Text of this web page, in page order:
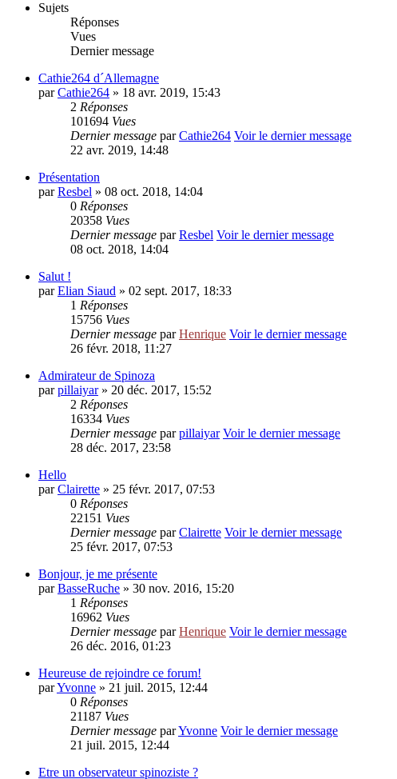
Sujets
Réponses
Vues
Dernier message
Cathie264 d´Allemagne
parCathie264 » 18 avr. 2019, 15:43
2 Réponses
101694 Vues
Dernier message parCathie264 Voir le dernier message
22 avr. 2019, 14:48
Présentation
parResbel » 08 oct. 2018, 14:04
0 Réponses
20358 Vues
Dernier message parResbel Voir le dernier message
08 oct. 2018, 14:04
Salut !
parElian Siaud » 02 sept. 2017, 18:33
1 Réponses
15756 Vues
Dernier message parHenrique Voir le dernier message
26 févr. 2018, 11:27
Admirateur de Spinoza
parpillaiyar» 20 déc. 2017, 15:52
2 Réponses
16334 Vues
Dernier message parpillaiyar Voir le dernier message
28 déc. 2017, 23:58
Hello
parClairette » 25 févr. 2017, 07:53
0 Réponses
22151 Vues
Dernier message parClairette Voir le dernier message
25 févr. 2017, 07:53
Bonjour, je me présente
parBasseRuche » 30 nov. 2016, 15:20
1 Réponses
16962 Vues
Dernier message parHenrique Voir le dernier message
26 déc. 2016, 01:23
Heureuse de rejoindre ce forum!
parYvonne » 21 juil. 2015, 12:44
0 Réponses
21187 Vues
Dernier message parYvonne Voir le dernier message
21 juil. 2015, 12:44
Etre un observateur spinoziste ?